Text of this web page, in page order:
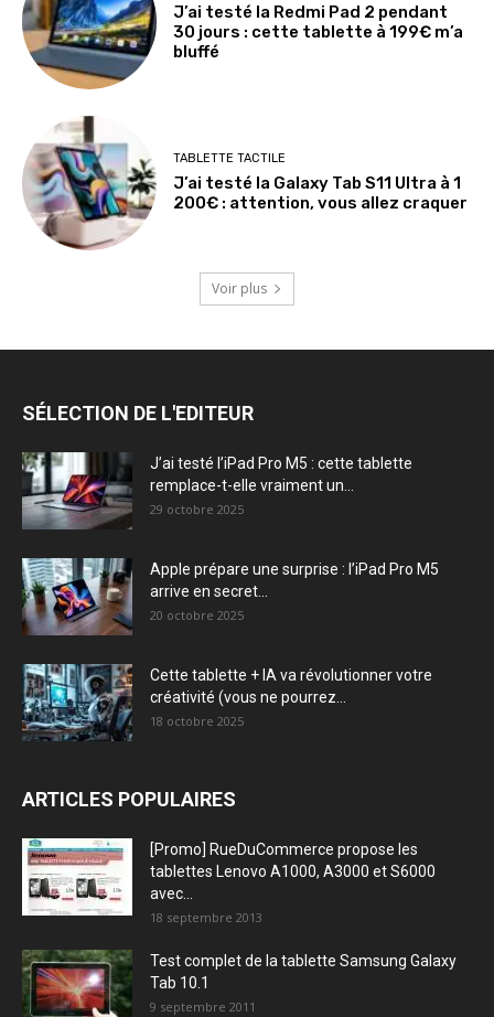
J’ai testé la Redmi Pad 2 pendant
30 jours : cette tablette à 199€ m’a
bluffé
TABLETTE TACTILE
J’ai testé la Galaxy Tab S11 Ultra à 1
200€ : attention, vous allez craquer
Voir plus
SÉLECTION DE L'EDITEUR
J’ai testé l’iPad Pro M5 : cette tablette
remplace-t-elle vraiment un...
29 octobre 2025
Apple prépare une surprise : l’iPad Pro M5
arrive en secret...
20 octobre 2025
Cette tablette + IA va révolutionner votre
créativité (vous ne pourrez...
18 octobre 2025
ARTICLES POPULAIRES
[Promo] RueDuCommerce propose les
tablettes Lenovo A1000, A3000 et S6000
avec...
18 septembre 2013
Test complet de la tablette Samsung Galaxy
Tab 10.1
9 septembre 2011